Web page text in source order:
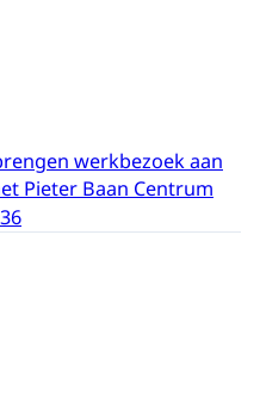
werkbezoek aan
Pieter Baan Centrum